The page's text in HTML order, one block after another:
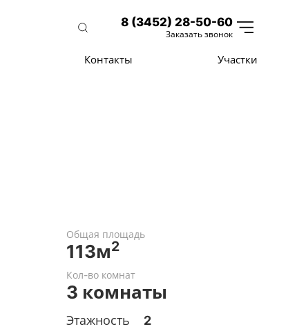
8 (3452) 28-50-60
Заказать звонок
Контакты Участки
Общая площадь
113м2
Кол-во комнат
3 комнаты
Этажность
2